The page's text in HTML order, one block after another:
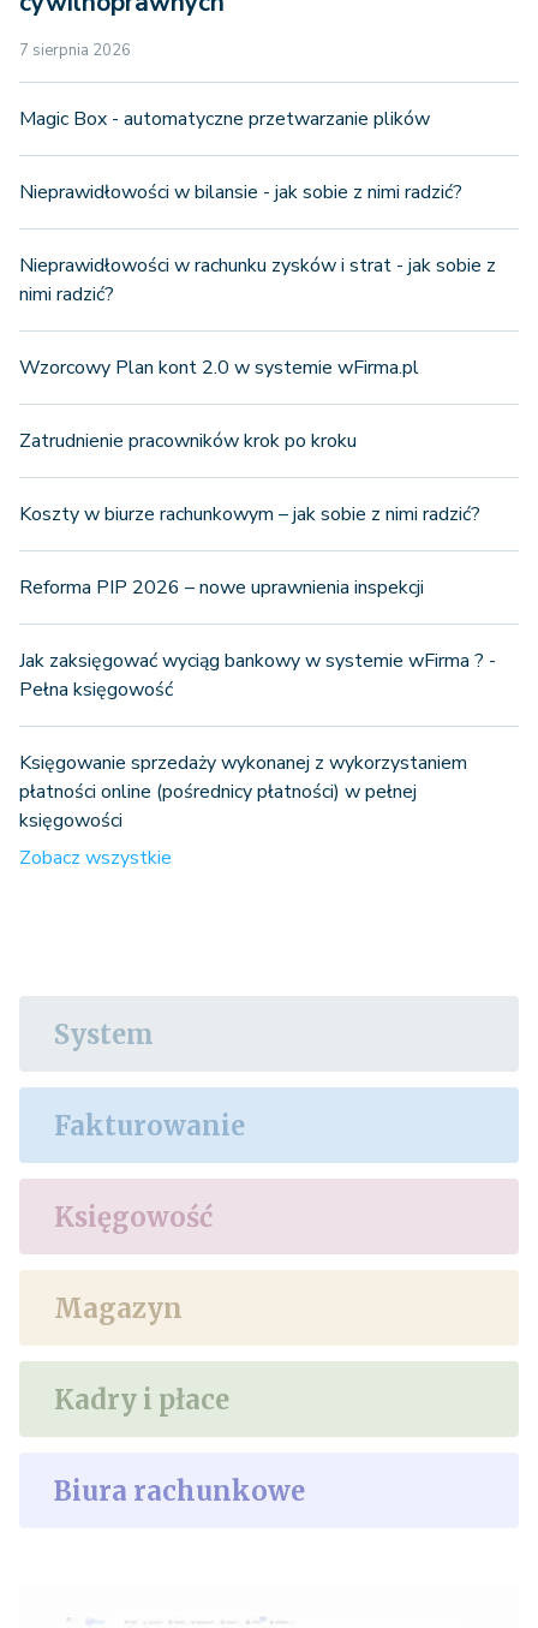
7 sierpnia 2026
Magic Box - automatyczne przetwarzanie plików
Nieprawidłowości w bilansie - jak sobie z nimi radzić?
Nieprawidłowości w rachunku zysków i strat - jak sobie z
nimi radzić?
Wzorcowy Plan kont 2.0 w systemie wFirma.pl
Zatrudnienie pracowników krok po kroku
Koszty w biurze rachunkowym – jak sobie z nimi radzić?
Reforma PIP 2026 – nowe uprawnienia inspekcji
Jak zaksięgować wyciąg bankowy w systemie wFirma ? -
Pełna księgowość
Księgowanie sprzedaży wykonanej z wykorzystaniem
płatności online (pośrednicy płatności) w pełnej
księgowości
Zobacz wszystkie
System
Fakturowanie
Księgowość
Magazyn
Kadry i płace
Biura rachunkowe